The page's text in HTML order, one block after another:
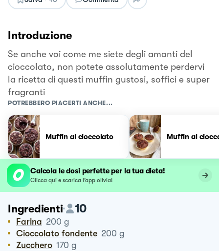
Introduzione
Se anche voi come me siete degli amanti del
cioccolato, non potete assolutamente perdervi
la ricetta di questi muffin gustosi, soffici e super
fragranti
POTREBBERO PIACERTI ANCHE...
Muffin al cioccolato Muffin al
Calcola le dosi perfette per la tua dieta!
Clicca qui e scarica l’app olivia!
Ingredienti 10
Farina 200 g
Cioccolato fondente 200 g
Zucchero 170 g